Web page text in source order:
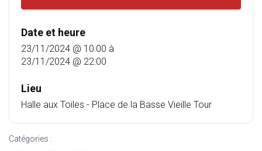
Date et heure
23/11/2024 @ 10:00 à
23/11/2024 @ 22:00
Lieu
Halle aux Toiles - Place de la Basse Vieille Tour
Catégories :